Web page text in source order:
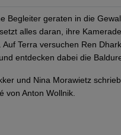
Begleiter geraten in die
alles daran, ihre
Auf Terra versuchen Ren
entdecken dabei die
und Nina Morawietz
von Anton Wollnik.